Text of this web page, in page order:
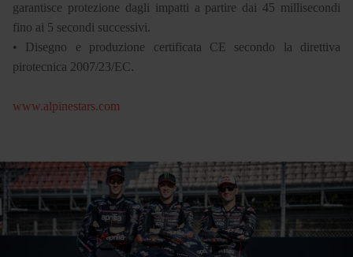
garantisce protezione dagli impatti a partire dai 45 millisecondi
fino ai 5 secondi successivi.
• Disegno e produzione certificata CE secondo la direttiva
pirotecnica 2007/23/EC.
www.alpinestars.com